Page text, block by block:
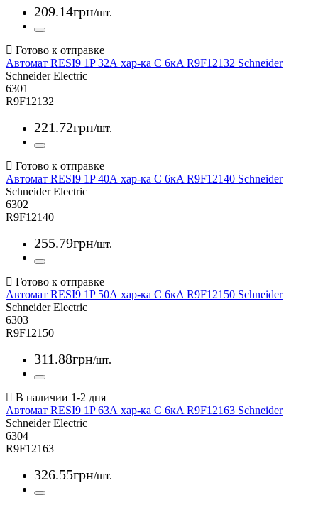
209.14грн/шт.
Автомат RESI9 1P 32А хар-ка С 6кA R9F12132 Schneider
Schneider Electric
6301
R9F12132
221.72грн/шт.
Автомат RESI9 1P 40А хар-ка С 6кA R9F12140 Schneider
Schneider Electric
6302
R9F12140
255.79грн/шт.
Автомат RESI9 1P 50А хар-ка С 6кA R9F12150 Schneider
Schneider Electric
6303
R9F12150
311.88грн/шт.
Автомат RESI9 1P 63А хар-ка С 6кA R9F12163 Schneider
Schneider Electric
6304
R9F12163
326.55грн/шт.